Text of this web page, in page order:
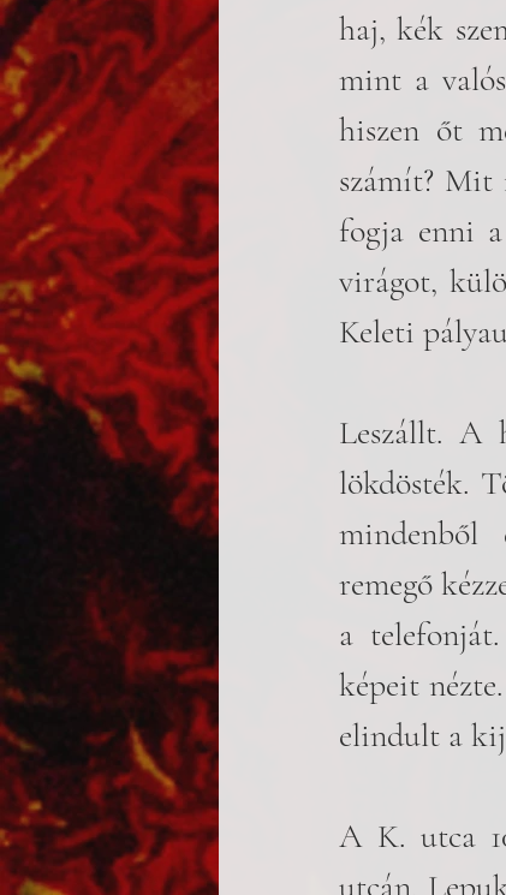
haj, kék
mint a
hiszen őt
számít? Mit
fogja enni
virágot,
Keleti
Leszállt. A
lökdösték.
mindenből
remegő
a
képeit
elindult a
A K. utca
utcán.